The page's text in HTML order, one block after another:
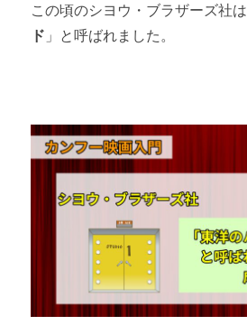
この頃のシヨウ・ブラザーズ社
ド 」と呼ばれました。